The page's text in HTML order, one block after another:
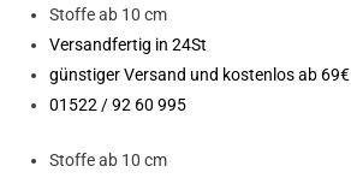
Zum
Inhalt
springen
Stoffe ab 10 cm
Versandfertig in 24St
günstiger Versand und kostenlos ab 69€
01522 / 92 60 995
Stoffe ab 10 cm